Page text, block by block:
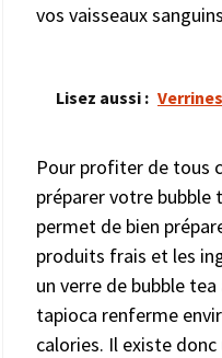
vos vaisseaux
Lisez aussi :
Pour profiter de tous
préparer votre bubble
permet de bien
produits frais et les
un verre de bubble
tapioca renferme
calories. Il existe